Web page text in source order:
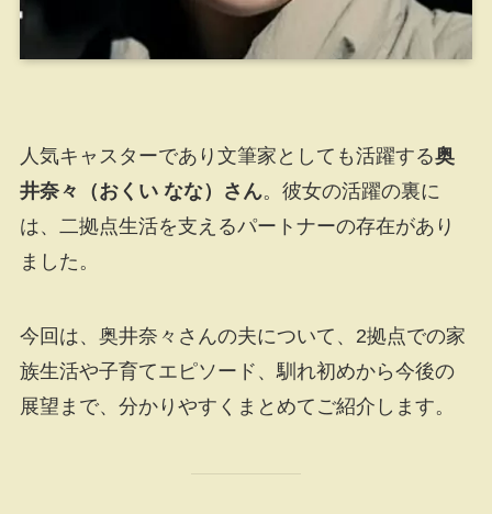
人気キャスターであり文筆家としても活躍する奥
井奈々（おくい なな）さん。彼女の活躍の裏に
は、二拠点生活を支えるパートナーの存在があり
ました。
今回は、奥井奈々さんの夫について、2拠点での家
族生活や子育てエピソード、馴れ初めから今後の
展望まで、分かりやすくまとめてご紹介します。